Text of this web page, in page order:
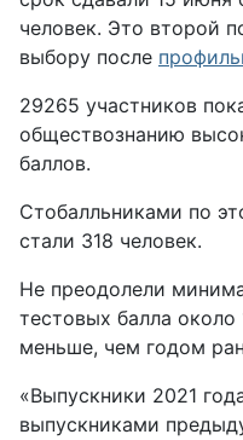
человек. Это второй
выбору после
29265 участников
обществознанию
баллов.
Стобалльниками по
стали 318 человек.
Не преодолели
тестовых балла около
меньше, чем годом
«Выпускники 2021
выпускниками